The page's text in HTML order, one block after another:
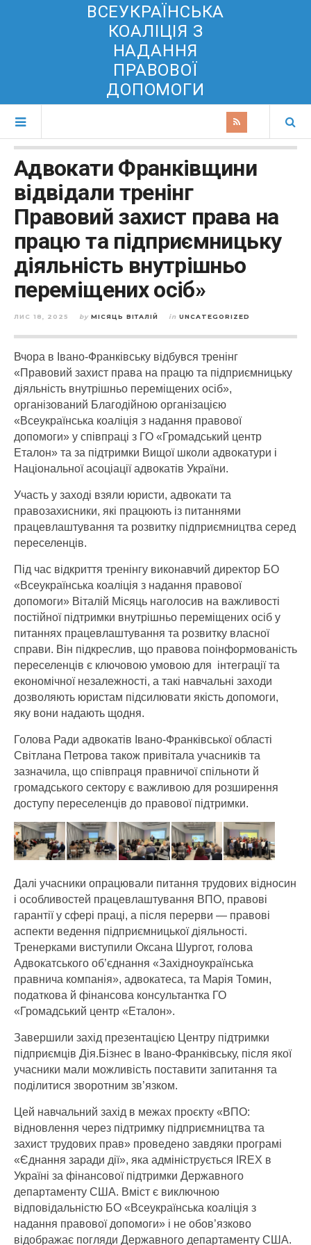
ВСЕУКРАЇНСЬКА
КОАЛІЦІЯ З
НАДАННЯ
ПРАВОВОЇ
ДОПОМОГИ
Адвокати Франківщини
відвідали тренінг
Правовий захист права на
працю та підприємницьку
діяльність внутрішньо
переміщених осіб»
ЛИС 18, 2025 by МІСЯЦЬ ВІТАЛІЙ in UNCATEGORIZED
Вчора в Івано-Франківську відбувся тренінг
«Правовий захист права на працю та підприємницьку
діяльність внутрішньо переміщених осіб»,
організований Благодійною організацією
«Всеукраїнська коаліція з надання правової
допомоги» у співпраці з ГО «Громадський центр
Еталон» та за підтримки Вищої школи адвокатури і
Національної асоціації адвокатів України.
Участь у заході взяли юристи, адвокати та
правозахисники, які працюють із питаннями
працевлаштування та розвитку підприємництва серед
переселенців.
Під час відкриття тренінгу виконавчий директор БО
«Всеукраїнська коаліція з надання правової
допомоги» Віталій Місяць наголосив на важливості
постійної підтримки внутрішньо переміщених осіб у
питаннях працевлаштування та розвитку власної
справи. Він підкреслив, що правова поінформованість
переселенців є ключовою умовою для інтеграції та
економічної незалежності, а такі навчальні заходи
дозволяють юристам підсилювати якість допомоги,
яку вони надають щодня.
Голова Ради адвокатів Івано-Франківської області
Світлана Петрова також привітала учасників та
зазначила, що співпраця правничої спільноти й
громадського сектору є важливою для розширення
доступу переселенців до правової підтримки.
Далі учасники опрацювали питання трудових відносин
і особливостей працевлаштування ВПО, правові
гарантії у сфері праці, а після перерви — правові
аспекти ведення підприємницької діяльності.
Тренерками виступили Оксана Шургот, голова
Адвокатського об’єднання «Західноукраїнська
правнича компанія», адвокатеса, та Марія Томин,
податкова й фінансова консультантка ГО
«Громадський центр «Еталон».
Завершили захід презентацією Центру підтримки
підприємців Дія.Бізнес в Івано-Франківську, після якої
учасники мали можливість поставити запитання та
поділитися зворотним зв’язком.
Цей навчальний захід в межах проєкту «ВПО:
відновлення через підтримку підприємництва та
захист трудових прав» проведено завдяки програмі
«Єднання заради дії», яка адмініструється IREX в
Україні за фінансової підтримки Державного
департаменту США. Вміст є виключною
відповідальністю БО «Всеукраїнська коаліція з
надання правової допомоги» і не обов’язково
відображає погляди Державного департаменту США.